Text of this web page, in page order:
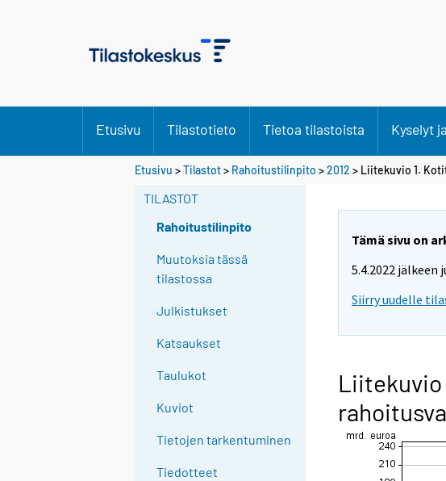
Etusivu Tilastotieto Tietoa tilastoista Kyselyt
Etusivu >Tilastot> Rahoitustilinpito >2012 > Liitekuvio 1.
TILASTOT
Rahoitustilinpito
Muutoksia tässä
tilastossa
Julkistukset
Katsaukset
Taulukot
Kuviot
Tietojen tarkentuminen
Tiedotteet
Tämä sivu on
5.4.2022
Siirry uudelle